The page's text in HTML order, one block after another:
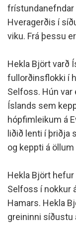
frístundanefndar
Hveragerðis í
viku. Frá þessu
Hekla Björt varð
fullorðinsflokki í
Selfoss. Hún var
Íslands sem
hópfimleikum á
liðið lenti í þriðja
og keppti á
Hekla Björt
Selfoss í nokkur
Hamars. Hekla
greininni síðustu